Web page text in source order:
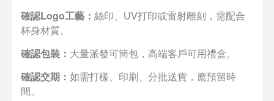
確認Logo工藝： 絲印、UV打印或雷射雕刻，需配合
杯身材質。
確認包裝： 大量派發可簡包，高端客戶可用禮盒。
確認交期： 如需打樣、印刷、分批送貨，應預留時
間。